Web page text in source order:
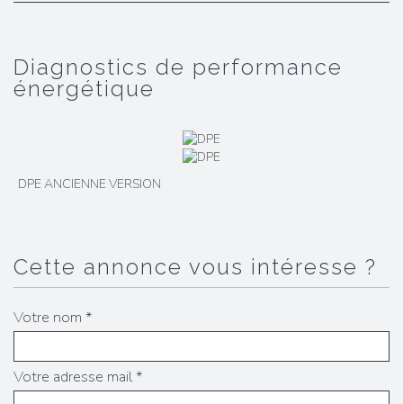
diagnostics de performance
énergétique
DPE ANCIENNE VERSION
cette annonce vous intéresse ?
Votre nom *
Votre adresse mail *